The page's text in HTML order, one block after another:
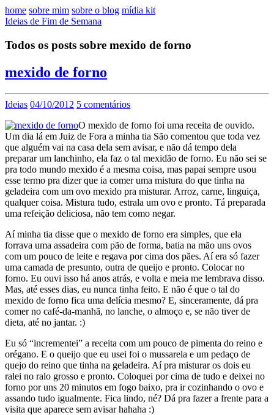
home sobre mim sobre o blog mídia kit
Ideias de Fim de Semana
Todos os posts sobre mexido de forno
mexido de forno
Ideias 04/10/2012 5 comentários
O mexido de forno foi uma receita de ouvido.
Um dia lá em Juiz de Fora a minha tia São comentou que toda vez
que alguém vai na casa dela sem avisar, e não dá tempo dela
preparar um lanchinho, ela faz o tal mexidão de forno. Eu não sei se
pra todo mundo mexido é a mesma coisa, mas papai sempre usou
esse termo pra dizer que ia comer uma mistura do que tinha na
geladeira com um ovo mexido pra misturar. Arroz, carne, linguiça,
qualquer coisa. Mistura tudo, estrala um ovo e pronto. Tá preparada
uma refeição deliciosa, não tem como negar.
Aí minha tia disse que o mexido de forno era simples, que ela
forrava uma assadeira com pão de forma, batia na mão uns ovos
com um pouco de leite e regava por cima dos pães. Aí era só fazer
uma camada de presunto, outra de queijo e pronto. Colocar no
forno. Eu ouvi isso há anos atrás, e volta e meia me lembrava disso.
Mas, até esses dias, eu nunca tinha feito. E não é que o tal do
mexido de forno fica uma delícia mesmo? E, sinceramente, dá pra
comer no café-da-manhã, no lanche, o almoço e, se não tiver de
dieta, até no jantar. :)
Eu só “incrementei” a receita com um pouco de pimenta do reino e
orégano. E o queijo que eu usei foi o mussarela e um pedaço de
quejo do reino que tinha na geladeira. Aí pra misturar os dois eu
ralei no ralo grosso e pronto. Coloquei por cima de tudo e deixei no
forno por uns 20 minutos em fogo baixo, pra ir cozinhando o ovo e
assando tudo igualmente. Fica lindo, né? Dá pra fazer a frente para a
visita que aparece sem avisar hahaha :)